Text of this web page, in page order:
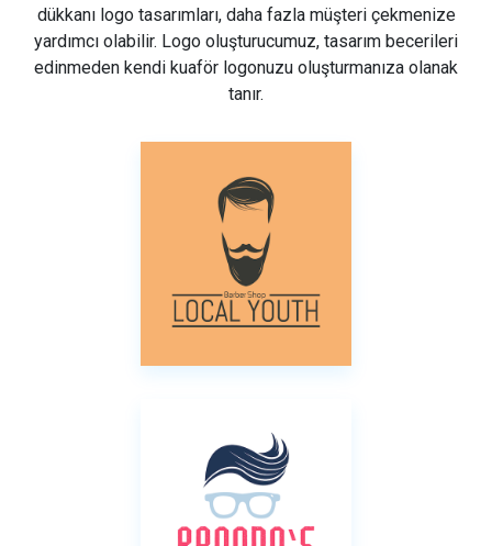
dükkanı logo tasarımları, daha fazla müşteri çekmenize
yardımcı olabilir. Logo oluşturucumuz, tasarım becerileri
edinmeden kendi kuaför logonuzu oluşturmanıza olanak
tanır.